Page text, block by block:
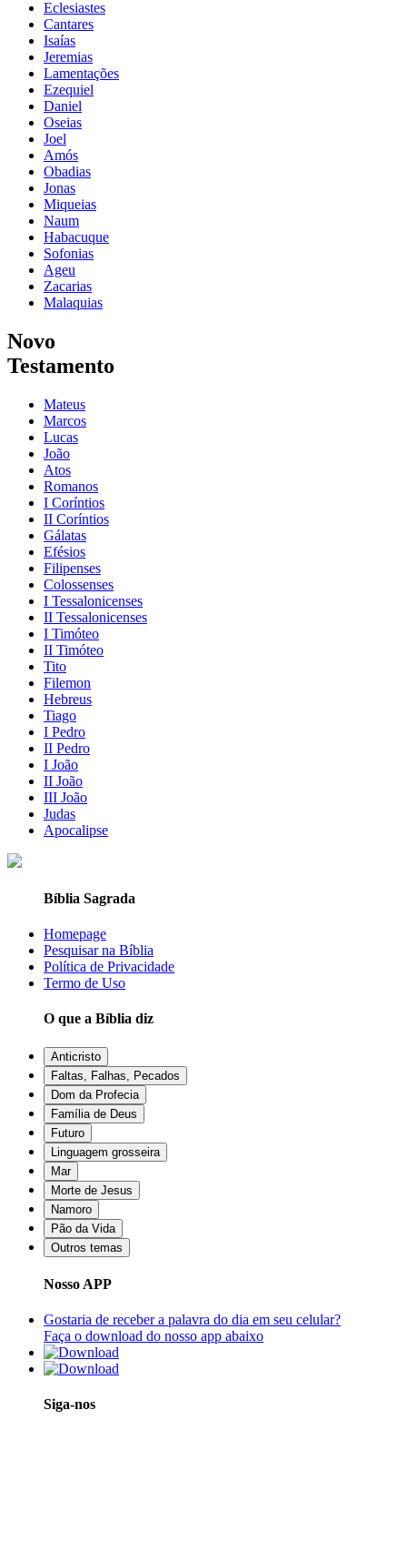
Eclesiastes
Cantares
Isaías
Jeremias
Lamentações
Ezequiel
Daniel
Oseias
Joel
Amós
Obadias
Jonas
Miqueias
Naum
Habacuque
Sofonias
Ageu
Zacarias
Malaquias
Novo
Testamento
Mateus
Marcos
Lucas
João
Atos
Romanos
I Coríntios
II Coríntios
Gálatas
Efésios
Filipenses
Colossenses
I Tessalonicenses
II Tessalonicenses
I Timóteo
II Timóteo
Tito
Filemon
Hebreus
Tiago
I Pedro
II Pedro
I João
II João
III João
Judas
Apocalipse
Bíblia Sagrada
Homepage
Pesquisar na Bíblia
Política de Privacidade
Termo de Uso
O que a Bíblia diz
Anticristo
Faltas, Falhas, Pecados
Dom da Profecia
Família de Deus
Futuro
Linguagem grosseira
Mar
Morte de Jesus
Namoro
Pão da Vida
Outros temas
Nosso APP
Gostaria de receber a palavra do dia em seu celular?
Faça o download do nosso app abaixo
Siga-nos